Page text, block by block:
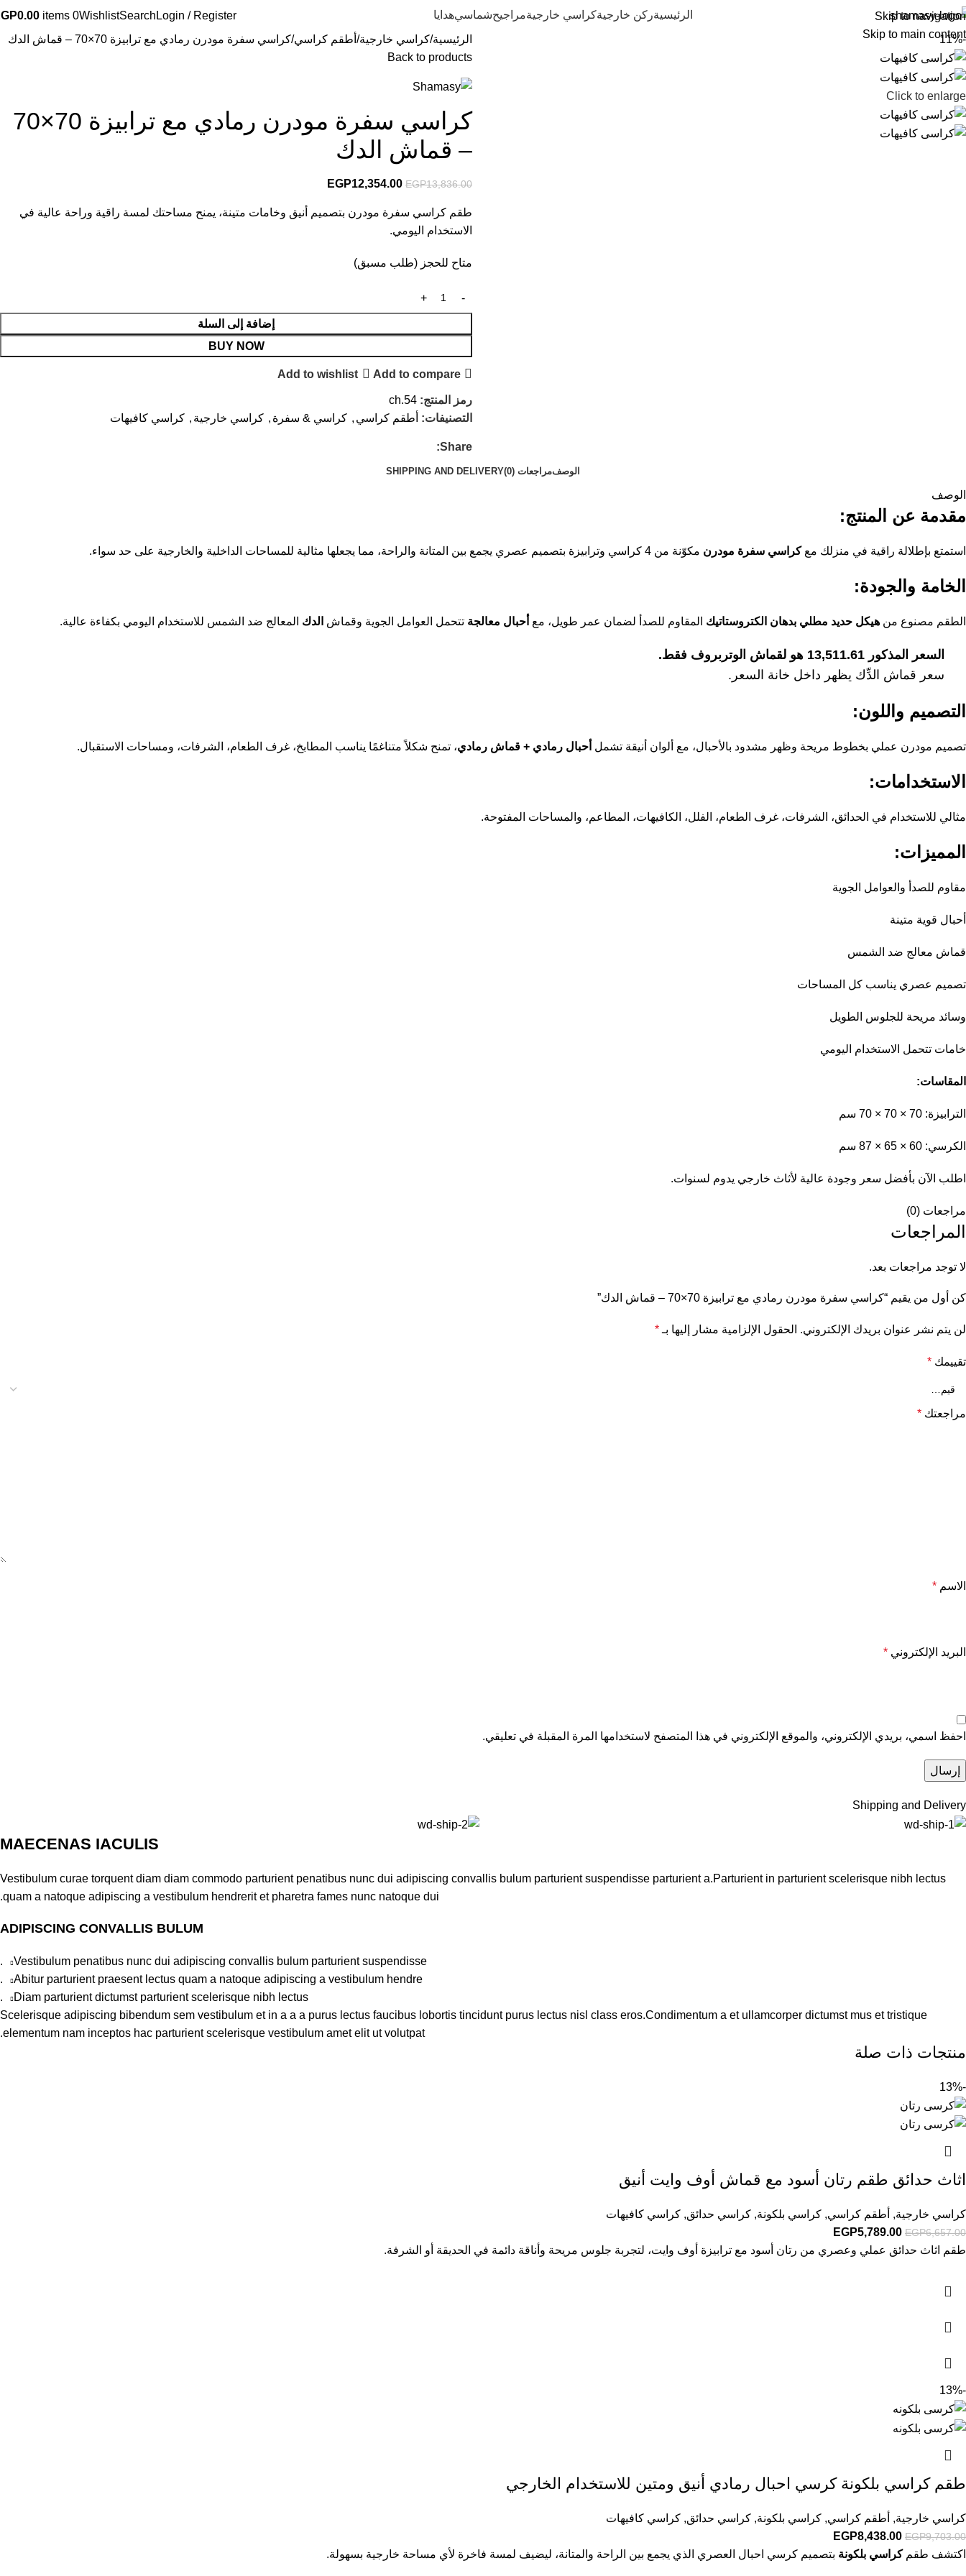
Skip to navigation
Skip to main content
الرئيسيةركن خارجيةكراسي خارجيةمراجيحشماسيهدايا Login / Register
Search
Wishlist
0
items
0.00
-11%
Click to enlarge
الرئيسية كراسي خارجية أطقم كراسي كراسي سفرة مودرن رمادي مع ترابيزة 70×70 – قماش الدك
Back to products
كراسي سفرة مودرن رمادي مع ترابيزة 70×70
– قماش الدك
EGP13,836.00
EGP12,354.00
طقم كراسي سفرة مودرن بتصميم أنيق وخامات متينة، يمنح مساحتك لمسة راقية وراحة عالية في
الاستخدام اليومي.
متاح للحجز (طلب مسبق)
إضافة إلى السلة
BUY NOW
Add to compare
Add to wishlist
رمز المنتج: ch.54
التصنيفات: أطقم كراسي , كراسي & سفرة , كراسي خارجية , كراسي كافيهات
Share:
الوصفمراجعات (0) SHIPPING AND DELIVERY
الوصف
مقدمة عن المنتج:
استمتع بإطلالة راقية في منزلك معكراسي سفرة مودرن مكوّنة من 4 كراسي وترابيزة بتصميم عصري يجمع بين المتانة والراحة، مما يجعلها مثالية للمساحات الداخلية والخارجية على حد سواء.
الخامة والجودة:
الطقم مصنوع من هيكل حديد مطلي بدهان الكتروستاتيك المقاوم للصدأ لضمان عمر طويل، مع أحبال معالجة تتحمل العوامل الجوية وقماش الدك المعالج ضد الشمس للاستخدام اليومي بكفاءة عالية.
السعر المذكور 13,511.61 هو لقماش الوتربروف فقط.
سعر قماش الدِّك يظهر داخل خانة السعر.
التصميم واللون:
تصميم مودرن عملي بخطوط مريحة وظهر مشدود بالأحبال، مع ألوان أنيقة تشمل أحبال رمادي + قماش رمادي، تمنح شكلاً متناغمًا يناسب المطابخ، غرف الطعام، الشرفات، ومساحات الاستقبال.
الاستخدامات:
مثالي للاستخدام في الحدائق، الشرفات، غرف الطعام، الفلل، الكافيهات، المطاعم، والمساحات المفتوحة.
المميزات:
مقاوم للصدأ والعوامل الجوية
أحبال قوية متينة
قماش معالج ضد الشمس
تصميم عصري يناسب كل المساحات
وسائد مريحة للجلوس الطويل
خامات تتحمل الاستخدام اليومي
المقاسات:
الترابيزة: 70 × 70 × 70 سم
الكرسي: 60 × 65 × 87 سم
اطلب الآن بأفضل سعر وجودة عالية لأثاث خارجي يدوم لسنوات.
مراجعات (0)
المراجعات
لا توجد مراجعات بعد.
كن أول من يقيم “كراسي سفرة مودرن رمادي مع ترابيزة 70×70 – قماش الدك”
لن يتم نشر عنوان بريدك الإلكتروني. الحقول الإلزامية مشار إليها بـ *
تقييمك *
مراجعتك *
الاسم *
البريد الإلكتروني *
احفظ اسمي، بريدي الإلكتروني، والموقع الإلكتروني في هذا المتصفح لاستخدامها المرة المقبلة في تعليقي.
Shipping and Delivery
MAECENAS IACULIS
Vestibulum curae torquent diam diam commodo parturient penatibus nunc dui adipiscing convallis bulum parturient suspendisse parturient a.Parturient in parturient scelerisque nibh lectus
quam a natoque adipiscing a vestibulum hendrerit et pharetra fames nunc natoque dui.
ADIPISCING CONVALLIS BULUM
Vestibulum penatibus nunc dui adipiscing convallis bulum parturient suspendisse.
Abitur parturient praesent lectus quam a natoque adipiscing a vestibulum hendre.
Diam parturient dictumst parturient scelerisque nibh lectus.
Scelerisque adipiscing bibendum sem vestibulum et in a a a purus lectus faucibus lobortis tincidunt purus lectus nisl class eros.Condimentum a et ullamcorper dictumst mus et tristique
elementum nam inceptos hac parturient scelerisque vestibulum amet elit ut volutpat.
منتجات ذات صلة
-13%
اثاث حدائق طقم رتان أسود مع قماش أوف وايت أنيق
كراسي خارجية, أطقم كراسي, كراسي بلكونة, كراسي حدائق, كراسي كافيهات
EGP6,657.00
EGP5,789.00
طقم اثاث حدائق عملي وعصري من رتان أسود مع ترابيزة أوف وايت، لتجربة جلوس مريحة وأناقة دائمة في الحديقة أو الشرفة.
-13%
طقم كراسي بلكونة كرسي احبال رمادي أنيق ومتين للاستخدام الخارجي
كراسي خارجية, أطقم كراسي, كراسي بلكونة, كراسي حدائق, كراسي كافيهات
EGP9,703.00
EGP8,438.00
اكتشف طقمكراسي بلكونة بتصميم كرسي احبال العصري الذي يجمع بين الراحة والمتانة، ليضيف لمسة فاخرة لأي مساحة خارجية بسهولة.